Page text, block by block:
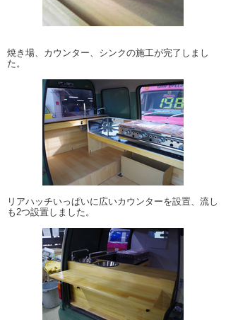
焼き場、カウンター、シンクの施工が完了しまし
た。
リアハッチいっぱいに広いカウンターを設置、流し
も2つ設置しました。